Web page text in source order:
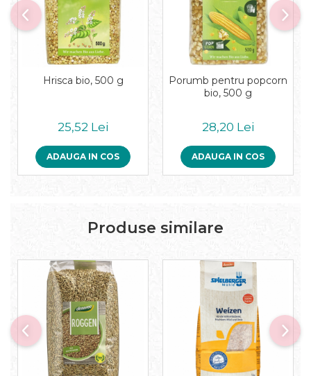
Lapte bio si bauturi vegetale
Sirop bio
Sucuri din fructe si legume bio
Superalimente
Pudre proteice bio
Uleiuri, grasimi si otet
Otet bio
Ulei bio
Hrisca bio, 500 g
25,52 Lei
ADAUGA IN COS
Porumb pentru popcorn
bio, 500 g
28,20 Lei
ADAUGA IN COS
Produse similare